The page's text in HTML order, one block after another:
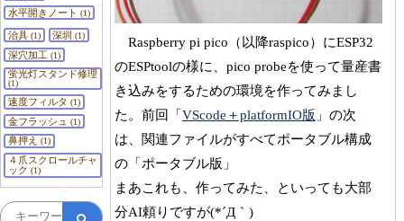
水平開きノート (1)
治具(1) 深圳 (1)
深穴加工 (1)
蛍光灯スタンド修理
(1)
速度フィルタ (1)
金フラッシュ (1)
鼻押え (1)
４爪スクロールチャ
ック (1)
Raspberry pi pico（以降raspico）にESP32
のESPtoolの様に、pico probeを使って量産書
き込みをするための環境を作ってみまし
た。前回「VScode＋platformIO版 」の次
は、関連ファイルがすべてポータブル構成
の「ポータブル版」
まあこれも、作ってみた、といっても大部
分AI頼りですが(*´Д｀)